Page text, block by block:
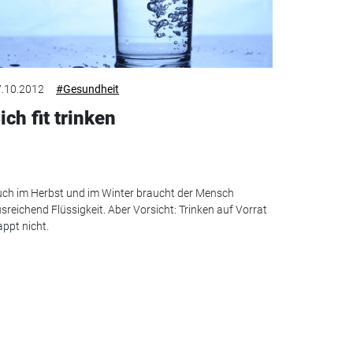
#Gesundheit
fit trinken
im Herbst und im Winter braucht der Mensch
Flüssigkeit. Aber Vorsicht: Trinken auf Vorrat
nicht.